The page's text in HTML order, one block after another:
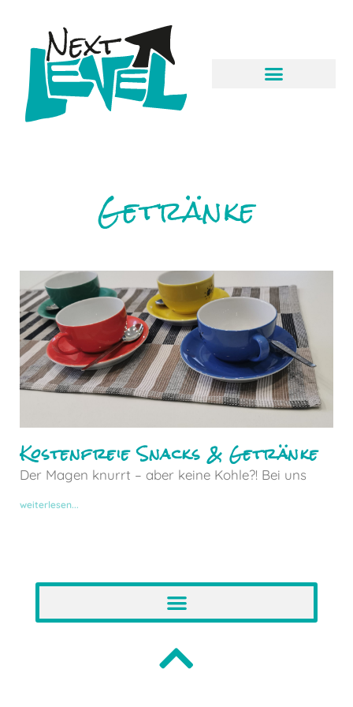
Getränke
Kostenfreie Snacks & Getränke
Der Magen knurrt – aber keine Kohle?! Bei uns
weiterlesen...